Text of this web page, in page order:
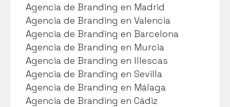
Agencia de Branding en Madrid
Agencia de Branding en Madrid
Agencia de Branding en Valencia
Agencia de Branding en Valencia
Agencia de Branding en Barcelona
Agencia de Branding en Barcelona
Agencia de Branding en Murcia
Agencia de Branding en Murcia
Agencia de Branding en Illescas
Agencia de Branding en Illescas
Agencia de Branding en Sevilla
Agencia de Branding en Sevilla
Agencia de Branding en Málaga
Agencia de Branding en Málaga
Agencia de Branding en Cádiz